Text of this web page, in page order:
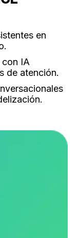
en
IA
de atención.